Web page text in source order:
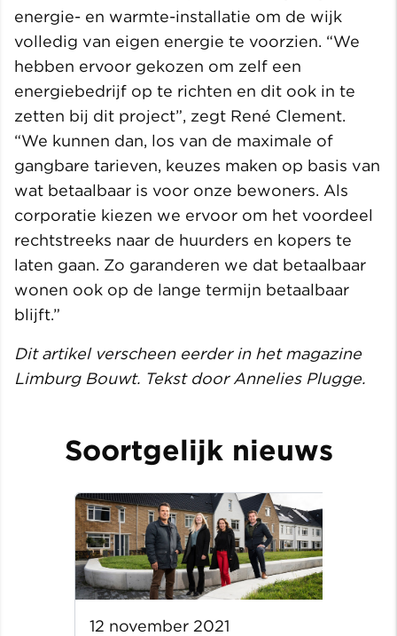
energie- en warmte-installatie om de wijk
volledig van eigen energie te voorzien. “We
hebben ervoor gekozen om zelf een
energiebedrijf op te richten en dit ook in te
zetten bij dit project”, zegt René Clement.
“We kunnen dan, los van de maximale of
gangbare tarieven, keuzes maken op basis van
wat betaalbaar is voor onze bewoners. Als
corporatie kiezen we ervoor om het voordeel
rechtstreeks naar de huurders en kopers te
laten gaan. Zo garanderen we dat betaalbaar
wonen ook op de lange termijn betaalbaar
blijft.”
Dit artikel verscheen eerder in het magazine
Limburg Bouwt. Tekst door Annelies Plugge.
Soortgelijk nieuws
12 november 2021